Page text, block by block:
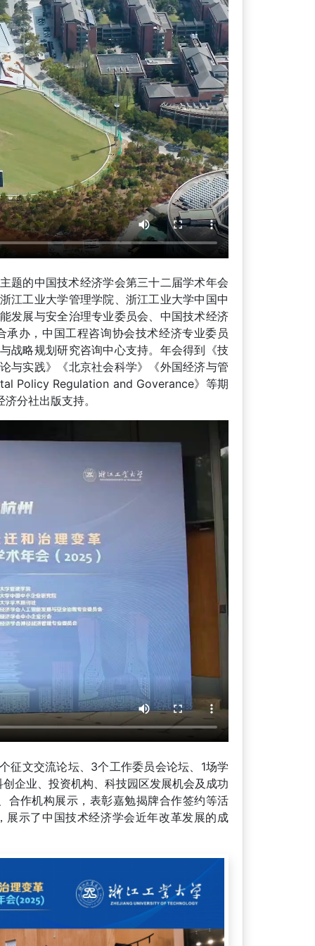
题的中国技术经济学会第三十二届学术年会
江工业大学管理学院、浙江工业大学中国中
发展与安全治理专业委员会、中国技术经济
办，中国工程咨询协会技术经济专业委员
战略规划研究咨询中心支持。年会得到《技
与实践》《北京社会科学》《外国经济与管
Policy Regulation and Goverance》等期
分社出版支持。
征文交流论坛、3个工作委员会论坛、1场学
企业、投资机构、科技园区发展机会及成功
合作机构展示，表彰嘉勉揭牌合作签约等活
示了中国技术经济学会近年改革发展的成